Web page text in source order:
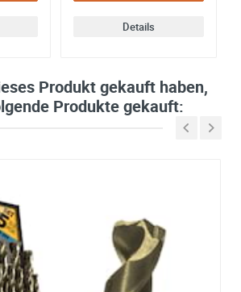
Details
Produkt gekauft haben,
Produkte gekauft: